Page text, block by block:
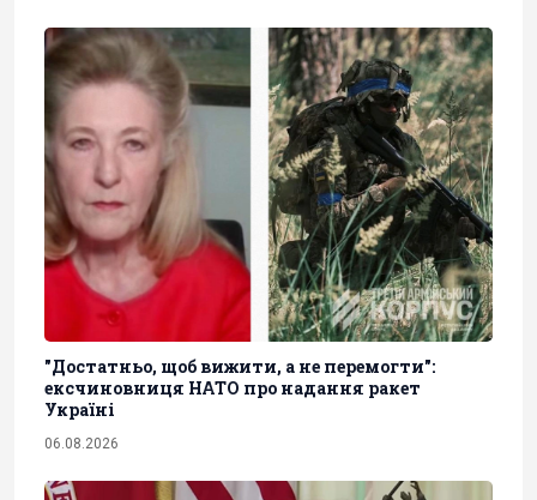
"Достатньо, щоб вижити, а не перемогти":
ексчиновниця НАТО про надання ракет
Україні
06.08.2026